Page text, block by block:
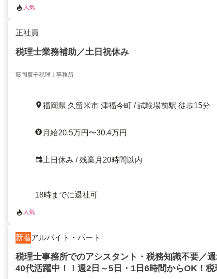
人気
正社員
税理士業務補助／土日祝休み
藤岡廣子税理士事務所
福岡県 久留米市 津福今町 / 試験場前駅 徒歩15分
月給20.5万円〜30.4万円
土日休み / 残業月20時間以内
18時までに退社可
人気
新着アルバイト・パート
税理士事務所でのアシスタント・税務知識不要／
40代活躍中！！週2日～5日・1日6時間からOK！